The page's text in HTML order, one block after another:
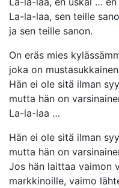
La-la-laa, sen teille
ja sen teille sanon.
On eräs mies
joka on
Hän ei ole sitä ilman
mutta hän on
La-la-laa …
Hän ei ole sitä ilman
mutta hän on
Jos hän laittaa vaimon
markkinoille, vaimo